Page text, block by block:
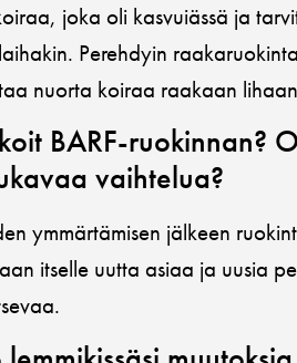
joka oli kasvuiässä ja
Perehdyin
nuorta koiraa raakaan
BARF-ruokinnan?
vaihtelua?
ymmärtämisen jälkeen
itselle uutta asiaa ja uusia